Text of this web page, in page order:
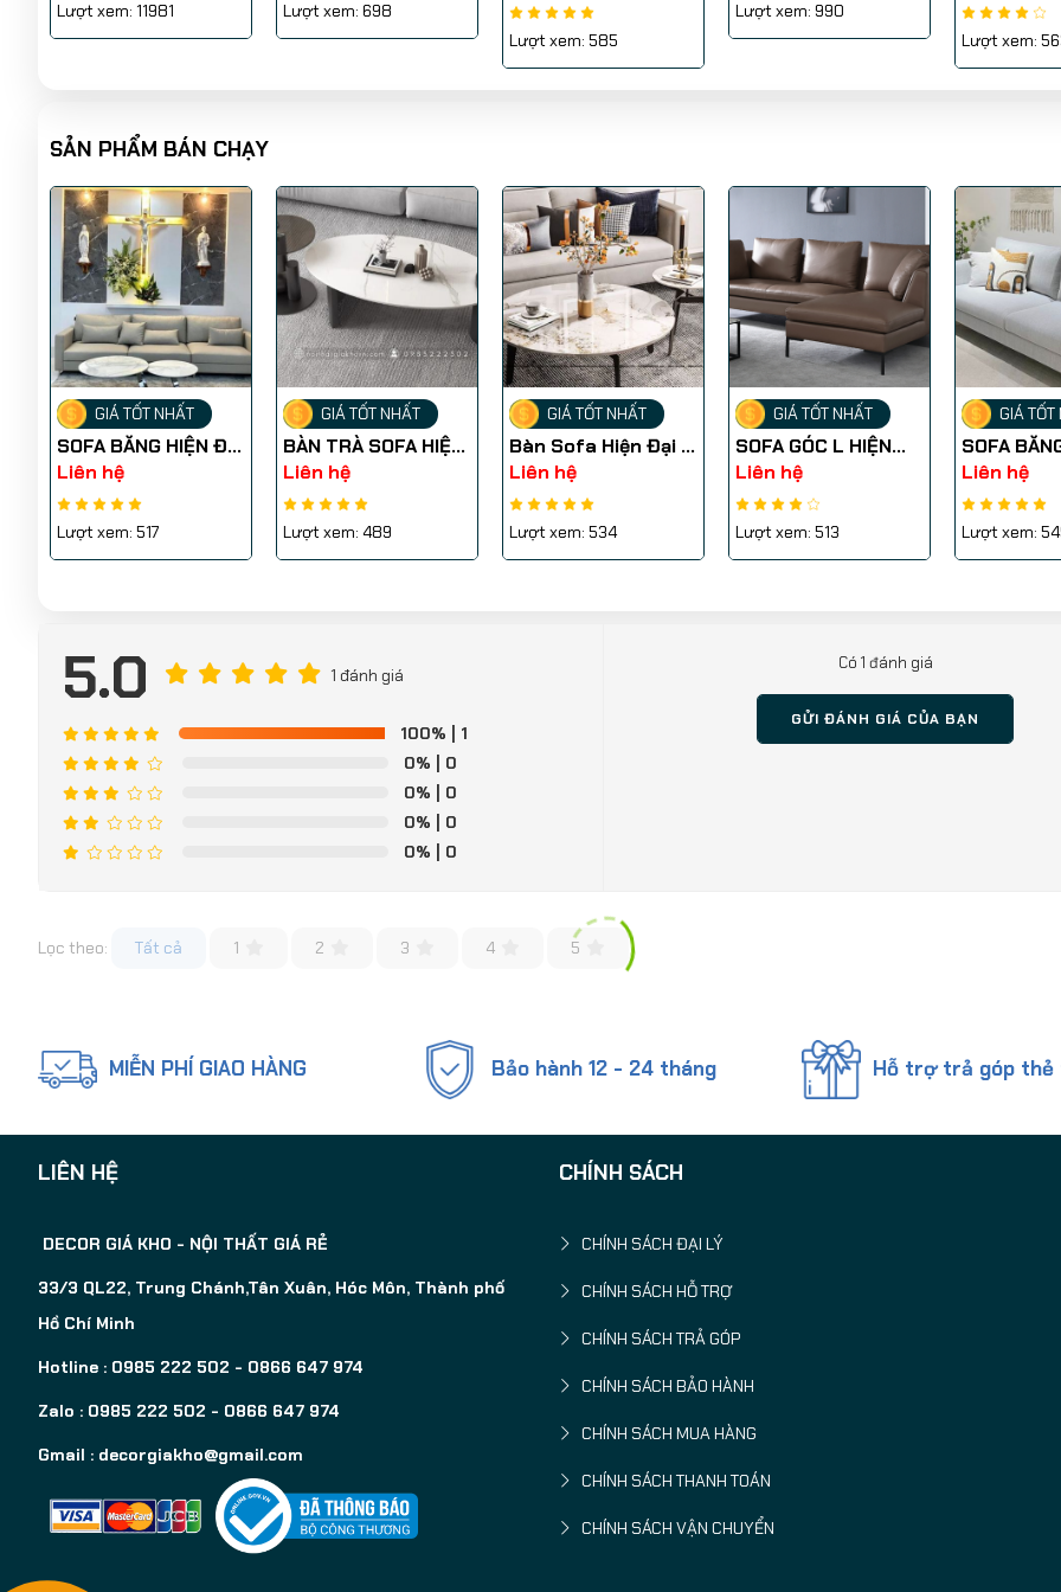
Lượt xem: 11981 Lượt xem: 698
Lượt xem: 585
Lượt xem: 990
Lượt xem:
SẢN PHẨM BÁN CHẠY
GIÁ TỐT NHẤT
SOFA BĂNG HIỆN ĐẠI
SFB008
Liên hệ
Lượt xem: 517
GIÁ TỐT NHẤT
BÀN TRÀ SOFA HIỆN
ĐẠI BSF0037
Liên hệ
Lượt xem: 489
GIÁ TỐT NHẤT
Bàn Sofa Hiện Đại -
BSF006
Liên hệ
Lượt xem: 534
GIÁ TỐT NHẤT
SOFA GÓC L HIỆN
ĐẠI SFG001
Liên hệ
Lượt xem: 513
GIÁ TỐT
SOFA
SFB006
Liên hệ
Lượt xem:
5.0 1 đánh giá
100% | 1
0% | 0
0% | 0
0% | 0
0% | 0
Có 1 đánh giá
GỬI ĐÁNH GIÁ CỦA BẠN
Lọc theo: Tất cả 1 2 3 4 5
MIỄN PHÍ GIAO HÀNG Bảo hành 12 - 24 tháng Hỗ trợ trả góp thẻ
LIÊN HỆ
DECOR GIÁ KHO - NỘI THẤT GIÁ RẺ
33/3 QL22, Trung Chánh,Tân Xuân, Hóc Môn, Thành phố
Hồ Chí Minh
Hotline : 0985 222 502 - 0866 647 974
Zalo : 0985 222 502 - 0866 647 974
Gmail : decorgiakho@gmail.com
CHÍNH SÁCH
CHÍNH SÁCH ĐẠI LÝ
CHÍNH SÁCH HỖ TRỢ
CHÍNH SÁCH TRẢ GÓP
CHÍNH SÁCH BẢO HÀNH
CHÍNH SÁCH MUA HÀNG
CHÍNH SÁCH THANH TOÁN
CHÍNH SÁCH VẬN CHUYỂN